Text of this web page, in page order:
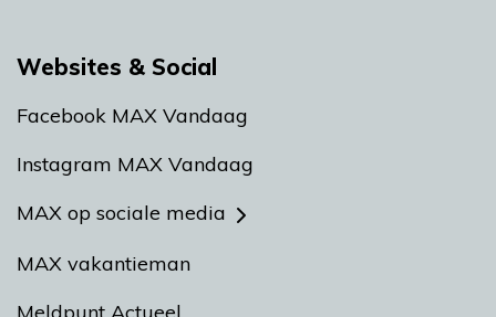
Websites & Social
Facebook MAX Vandaag
Instagram MAX Vandaag
MAX op sociale media
MAX vakantieman
Meldpunt Actueel